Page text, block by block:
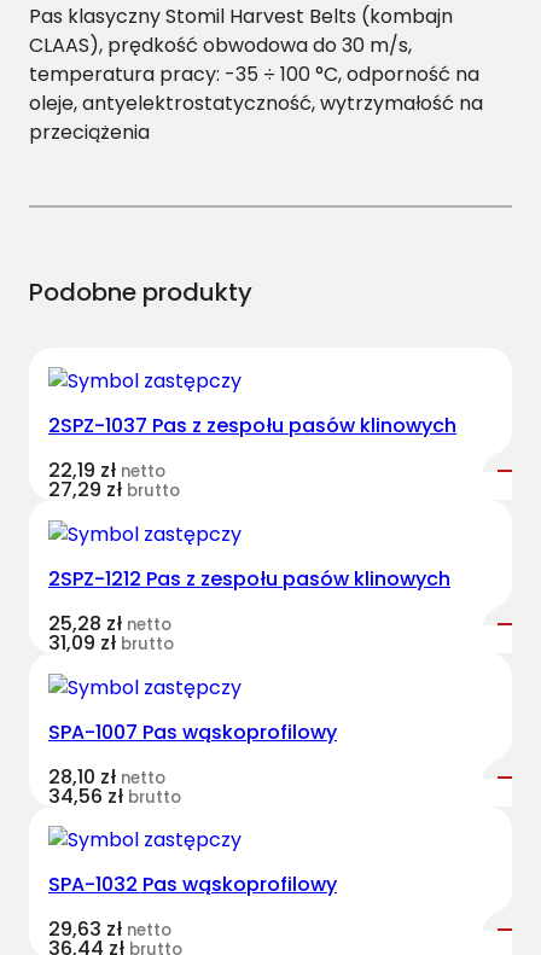
1
2
.
5
/
5
Pas klasyczny Stomil Harvest Belts (kombajn
CLAAS), prędkość obwodowa do 30 m/s,
temperatura pracy: -35 ÷ 100 °C, odporność na
oleje, antyelektrostatyczność, wytrzymałość na
przeciążenia
Podobne produkty
2SPZ-1037 Pas z zespołu pasów klinowych
22,19 zł netto
27,29 zł brutto
2SPZ-1212 Pas z zespołu pasów klinowych
25,28 zł netto
31,09 zł brutto
SPA-1007 Pas wąskoprofilowy
28,10 zł netto
34,56 zł brutto
SPA-1032 Pas wąskoprofilowy
29,63 zł netto
36,44 zł brutto